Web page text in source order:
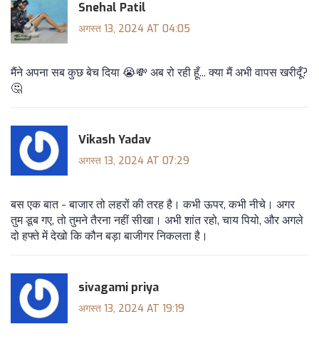
Snehal Patil
अगस्त 13, 2024 AT 04:05
मैंने अपना सब कुछ बेच दिया 😭💸 अब रो रही हूँ... क्या मैं अभी वापस खरीदूँ?
🤔
Vikash Yadav
अगस्त 13, 2024 AT 07:29
बस एक बात - बाजार तो लहरों की तरह है। कभी ऊपर, कभी नीचे। अगर
तुम डूब गए, तो तुमने तैरना नहीं सीखा। अभी शांत रहो, चाय पियो, और अगले
दो हफ्ते में देखो कि कौन बड़ा बाजीगर निकलता है।
sivagami priya
अगस्त 13, 2024 AT 19:19